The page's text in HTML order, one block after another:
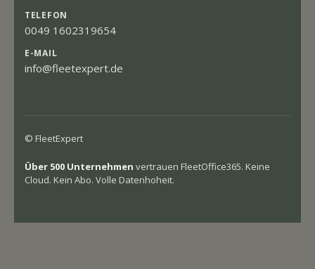
TELEFON
0049 1602319654
E-MAIL
info@fleetexpert.de
© FleetExpert
Über 500 Unternehmen vertrauen FleetOffice365. Keine
Cloud. Kein Abo. Volle Datenhoheit.